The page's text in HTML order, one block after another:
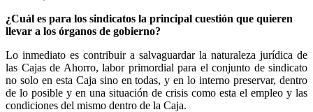
¿Cuál es para los sindicatos la principal cuestión que quieren
llevar a los órganos de gobierno?
Lo inmediato es contribuir a salvaguardar la naturaleza jurídica de
las Cajas de Ahorro, labor primordial para el conjunto de sindicato
no solo en esta Caja sino en todas, y en lo interno preservar, dentro
de lo posible y en una situación de crisis como esta el empleo y las
condiciones del mismo dentro de la Caja.